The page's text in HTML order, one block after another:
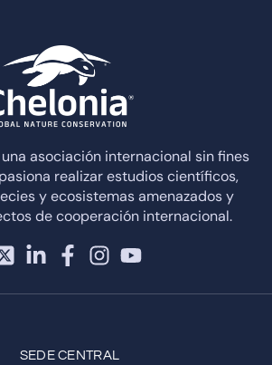
una asociación internacional sin fines
realizar estudios científicos,
y ecosistemas amenazados y
de cooperación internacional.
SEDE CENTRAL